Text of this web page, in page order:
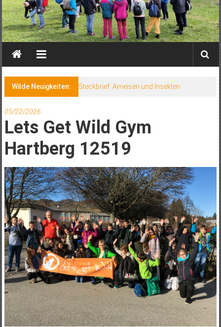
Wilde Neuigkeiten: Steckbrief: Ameisen und Insekten
05/22/2026
Lets Get Wild Gym
Hartberg 12519